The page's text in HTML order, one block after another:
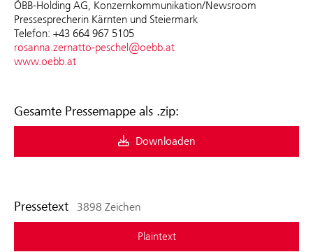
ÖBB-Holding AG, Konzernkommunikation/Newsroom
Pressesprecherin Kärnten und Steiermark
Telefon: +43 664 967 5105
rosanna.zernatto-peschel@oebb.at
www.oebb.at
Gesamte Pressemappe als .zip:
Downloaden
Pressetext 3898 Zeichen
Plaintext